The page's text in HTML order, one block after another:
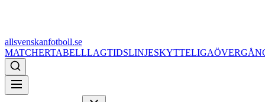
allsvenskanfotboll.se
MATCHERTABELLLAGTIDSLINJESKYTTELIGA